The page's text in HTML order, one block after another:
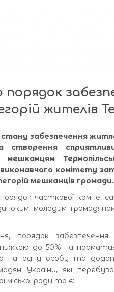
порядок
жителів
забезпечення
виконавчого комітету
мешканців громади.
часткової
молодим
порядок
до 50% на
на одну особу та
України, які
міської ради та є: